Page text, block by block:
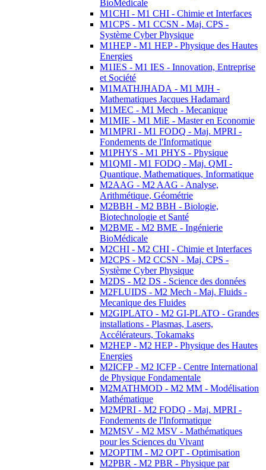
BioMédicale
M1CHI - M1 CHI - Chimie et Interfaces
M1CPS - M1 CCSN - Maj. CPS -
Système Cyber Physique
M1HEP - M1 HEP - Physique des Hautes
Energies
M1IES - M1 IES - Innovation, Entreprise
et Société
M1MATHJHADA - M1 MJH -
Mathematiques Jacques Hadamard
M1MEC - M1 Mech - Mecanique
M1MIE - M1 MiE - Master en Economie
M1MPRI - M1 FODQ - Maj. MPRI -
Fondements de l'Informatique
M1PHYS - M1 PHYS - Physique
M1QMI - M1 FODQ - Maj. QMI -
Quantique, Mathematiques, Informatique
M2AAG - M2 AAG - Analyse,
Arithmétique, Géométrie
M2BBH - M2 BBH - Biologie,
Biotechnologie et Santé
M2BME - M2 BME - Ingénierie
BioMédicale
M2CHI - M2 CHI - Chimie et Interfaces
M2CPS - M2 CCSN - Maj. CPS -
Système Cyber Physique
M2DS - M2 DS - Science des données
M2FLUIDS - M2 Mech - Maj. Fluids -
Mecanique des Fluides
M2GIPLATO - M2 GI-PLATO - Grandes
installations - Plasmas, Lasers,
Accélérateurs, Tokamaks
M2HEP - M2 HEP - Physique des Hautes
Energies
M2ICFP - M2 ICFP - Centre International
de Physique Fondamentale
M2MATHMOD - M2 MM - Modélisation
Mathématique
M2MPRI - M2 FODQ - Maj. MPRI -
Fondements de l'Informatique
M2MSV - M2 MSV - Mathématiques
pour les Sciences du Vivant
M2OPTIM - M2 OPT - Optimisation
M2PBR - M2 PBR - Physique par